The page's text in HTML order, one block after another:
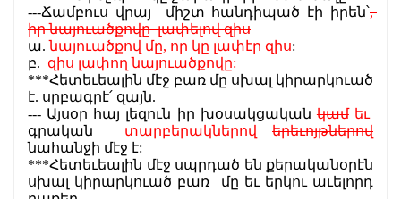
---Ճամբուս վրայ  միշտ հանդիպած էի իրեն՝,
իր նայուածքովը  լափելով զիս
ա. նայուածքով մը, որ կը լափէր զիս:
բ. զիս լափող նայուածքովը:
***Հետեւեալին մէջ բառ մը սխալ կիրարկուած
է. սրբագրէ՛ զայն.
--- Այսօր հայ լեզուն իր խօսակցական կամ եւ
գրական տարբերակներով երեւոյթներով
նահանջի մէջ է:
***Հետեւեալին մէջ սպրդած են քերականօրէն
սխալ կիրարկուած բառ  մը եւ երկու աւելորդ